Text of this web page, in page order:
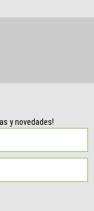
y novedades!